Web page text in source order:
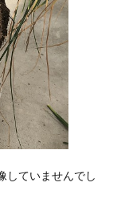
していませんでし